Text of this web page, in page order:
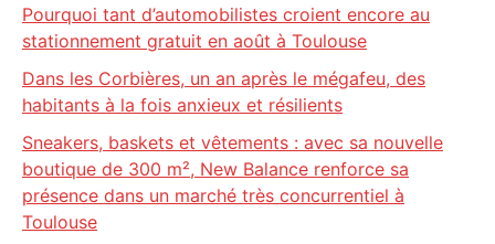
Pourquoi tant d’automobilistes croient encore au
stationnement gratuit en août à Toulouse
Dans les Corbières, un an après le mégafeu, des
habitants à la fois anxieux et résilients
Sneakers, baskets et vêtements : avec sa nouvelle
boutique de 300 m², New Balance renforce sa
présence dans un marché très concurrentiel à
Toulouse